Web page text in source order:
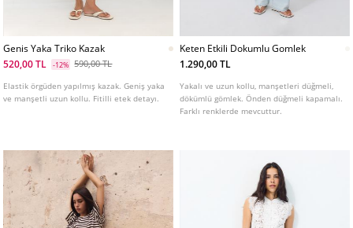
Genis Yaka Triko Kazak
520,00 TL
-12% 590,00 TL
Elastik örgüden yapılmış kazak. Geniş yaka
ve manşetli uzun kollu. Fitilli etek detayı.
Keten Etkili Dokumlu Gomlek
1.290,00 TL
Yakalı ve uzun kollu, manşetleri düğmeli,
dökümlü gömlek. Önden düğmeli kapamalı.
Farklı renklerde mevcuttur.